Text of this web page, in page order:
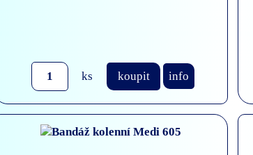
ks koupit info